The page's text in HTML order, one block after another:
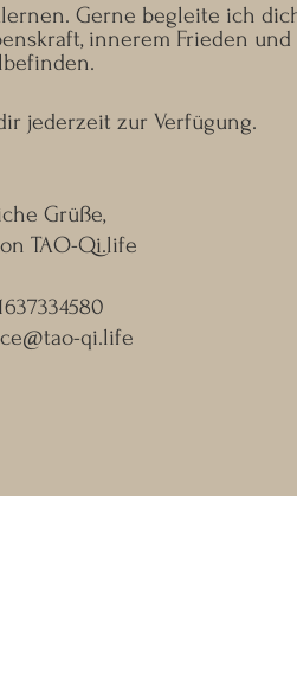
Gerne begleite ich
innerem Frieden und
jederzeit zur Verfügung.
Grüße,
TAO-Qi.life
qi.life